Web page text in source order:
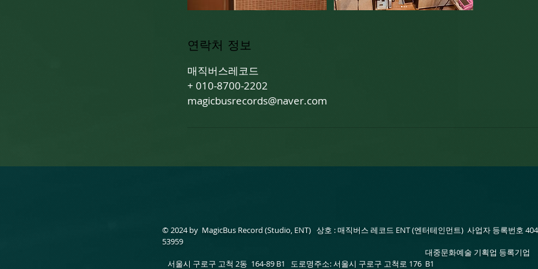
연락처 정보
매직버스레코드
+ 010-8700-2202
magicbusrecords@naver.com
© 2024 by MagicBus Record (Studio, ENT) 상호 :매직버스 레코드 ENT (엔터테인먼트) 사업자 등록번호
53959
대중문화예술 기획업 등록기업 ​
서울시 구로구 고척 2동 164-89 B1 도로명주소: 서울시 구로구 고척로 176 B1